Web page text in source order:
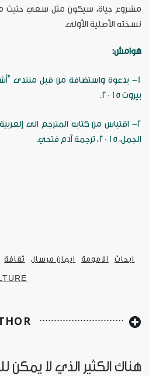
مشروع حياة، سيكون مثل سعي حثيث
نسخته الأصلية الأولى.
هوامش:
1- بدعوة واستضافة من قبل منتدى
بيروت 2015.
2- اقتباس من كتابه المترجم الى
الجمل، 2015، ترجمة آدم فتحي.
ثقافة ايمان مرسال الامومة ابحاث
هناك الكثير الذي لا يمكن